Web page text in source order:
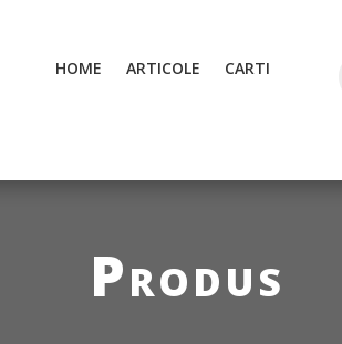
HOME ARTICOLE CARTI
Produs